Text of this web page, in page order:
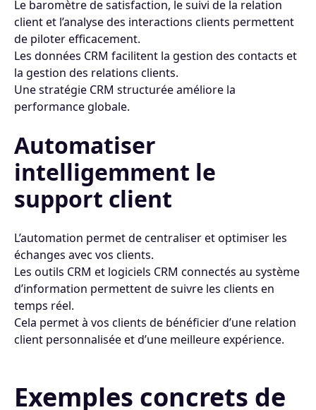
Le baromètre de satisfaction, le suivi de la relation
client et l’analyse des interactions clients permettent
de piloter efficacement.
Les données CRM facilitent la gestion des contacts et
la gestion des relations clients.
Une stratégie CRM structurée améliore la
performance globale.
Automatiser
intelligemment le
support client
L’automation permet de centraliser et optimiser les
échanges avec vos clients.
Les outils CRM et logiciels CRM connectés au système
d’information permettent de suivre les clients en
temps réel.
Cela permet à vos clients de bénéficier d’une relation
client personnalisée et d’une meilleure expérience.
Exemples concrets de